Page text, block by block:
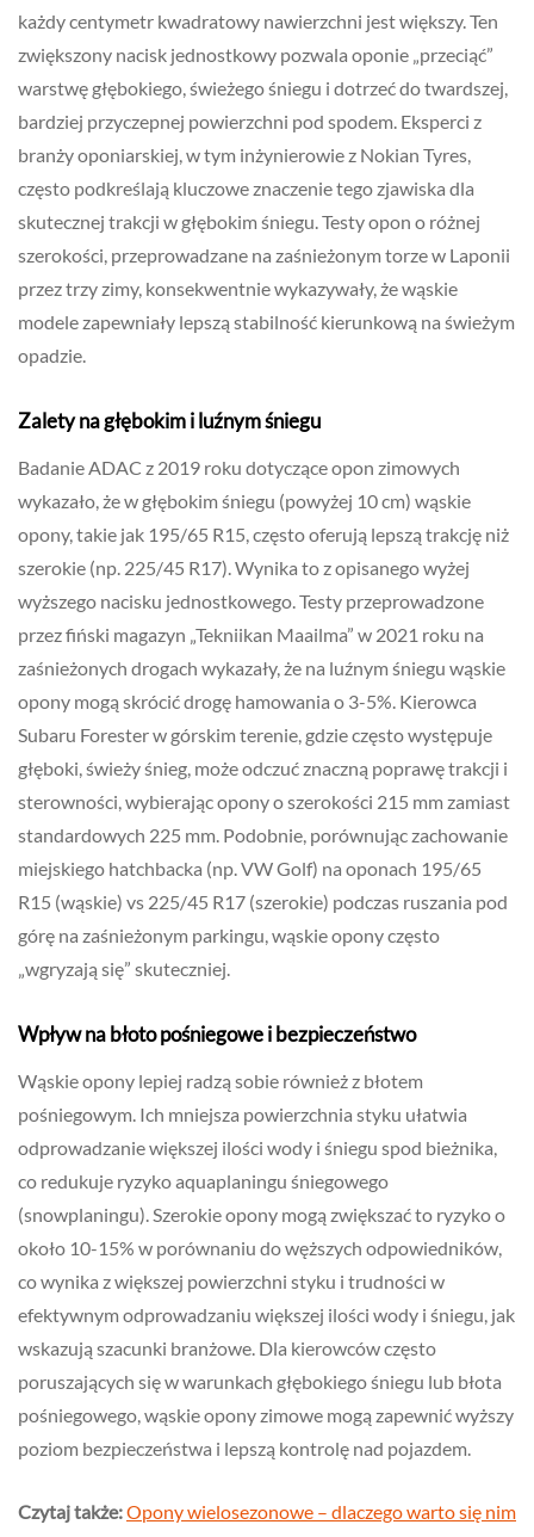
każdy centymetr kwadratowy nawierzchni jest większy. Ten
zwiększony nacisk jednostkowy pozwala oponie „przeciąć”
warstwę głębokiego, świeżego śniegu i dotrzeć do twardszej,
bardziej przyczepnej powierzchni pod spodem. Eksperci z
branży oponiarskiej, w tym inżynierowie z Nokian Tyres,
często podkreślają kluczowe znaczenie tego zjawiska dla
skutecznej trakcji w głębokim śniegu. Testy opon o różnej
szerokości, przeprowadzane na zaśnieżonym torze w Laponii
przez trzy zimy, konsekwentnie wykazywały, że wąskie
modele zapewniały lepszą stabilność kierunkową na świeżym
opadzie.
Zalety na głębokim i luźnym śniegu
Badanie ADAC z 2019 roku dotyczące opon zimowych
wykazało, że w głębokim śniegu (powyżej 10 cm) wąskie
opony, takie jak 195/65 R15, często oferują lepszą trakcję niż
szerokie (np. 225/45 R17). Wynika to z opisanego wyżej
wyższego nacisku jednostkowego. Testy przeprowadzone
przez fiński magazyn „Tekniikan Maailma” w 2021 roku na
zaśnieżonych drogach wykazały, że na luźnym śniegu wąskie
opony mogą skrócić drogę hamowania o 3-5%. Kierowca
Subaru Forester w górskim terenie, gdzie często występuje
głęboki, świeży śnieg, może odczuć znaczną poprawę trakcji i
sterowności, wybierając opony o szerokości 215 mm zamiast
standardowych 225 mm. Podobnie, porównując zachowanie
miejskiego hatchbacka (np. VW Golf) na oponach 195/65
R15 (wąskie) vs 225/45 R17 (szerokie) podczas ruszania pod
górę na zaśnieżonym parkingu, wąskie opony często
„wgryzają się” skuteczniej.
Wpływ na błoto pośniegowe i bezpieczeństwo
Wąskie opony lepiej radzą sobie również z błotem
pośniegowym. Ich mniejsza powierzchnia styku ułatwia
odprowadzanie większej ilości wody i śniegu spod bieżnika,
co redukuje ryzyko aquaplaningu śniegowego
(snowplaningu). Szerokie opony mogą zwiększać to ryzyko o
około 10-15% w porównaniu do węższych odpowiedników,
co wynika z większej powierzchni styku i trudności w
efektywnym odprowadzaniu większej ilości wody i śniegu, jak
wskazują szacunki branżowe. Dla kierowców często
poruszających się w warunkach głębokiego śniegu lub błota
pośniegowego, wąskie opony zimowe mogą zapewnić wyższy
poziom bezpieczeństwa i lepszą kontrolę nad pojazdem.
Czytaj także:Opony wielosezonowe – dlaczego warto się nim